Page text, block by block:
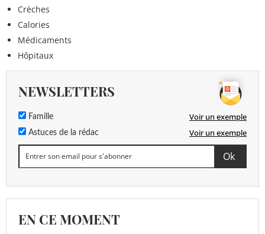
Crèches
Calories
Médicaments
Hôpitaux
NEWSLETTERS
Famille Voir un exemple
Astuces de la rédac Voir un exemple
EN CE MOMENT